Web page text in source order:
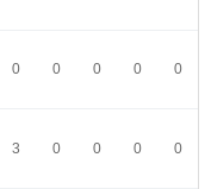
0 0 0 0 0
3 0 0 0 0